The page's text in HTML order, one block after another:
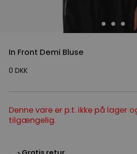
In Front Demi Bluse
0 DKK
Denne vare er p.t. ikke på lager
tilgængelig.